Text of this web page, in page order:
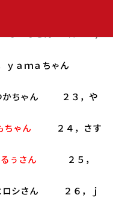
オさん ★２１，
ｙａｍａちゃん
ちゃん ２３，や
ちゃん ２４，さす
ぅさん
２５，
シさん ２６，ｊ